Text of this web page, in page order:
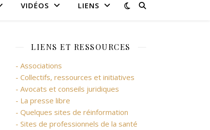
VIDÉOS LIENS
LIENS ET RESSOURCES
- Associations
- Collectifs, ressources et initiatives
- Avocats et conseils juridiques
- La presse libre
- Quelques sites de réinformation
- Sites de professionnels de la santé